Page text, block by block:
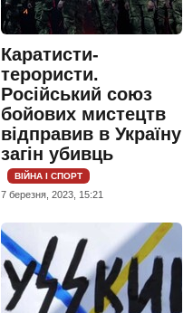
Каратисти-
терористи.
Російський союз
бойових мистецтв
відправив в Україну
загін убивць
ВІЙНА І СПОРТ
7 березня, 2023, 15:21